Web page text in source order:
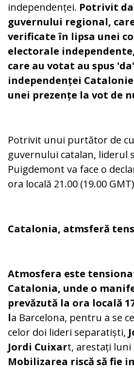
independenței. Potrivit
guvernului regional,
verificate în lipsa unei
electorale
care au votat au spus 'da'
independenței
unei prezențe la vot de
Potrivit unui purtător de
guvernului catalan, liderul
Puigdemont va face o
ora locală 21.00 (19.00
Catalonia, atmsferă
Atmosfera este
Catalonia, unde o
prevăzută la ora locală
la Barcelona, pentru a se
celor doi lideri separatiști,
Jordi Cuixart, arestați
Mobilizarea riscă să fie